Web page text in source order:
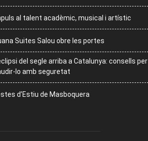
al talent acadèmic, musical i artístic
Suites Salou obre les portes
del segle arriba a Catalunya: consells per
lo amb seguretat
d’Estiu de Masboquera